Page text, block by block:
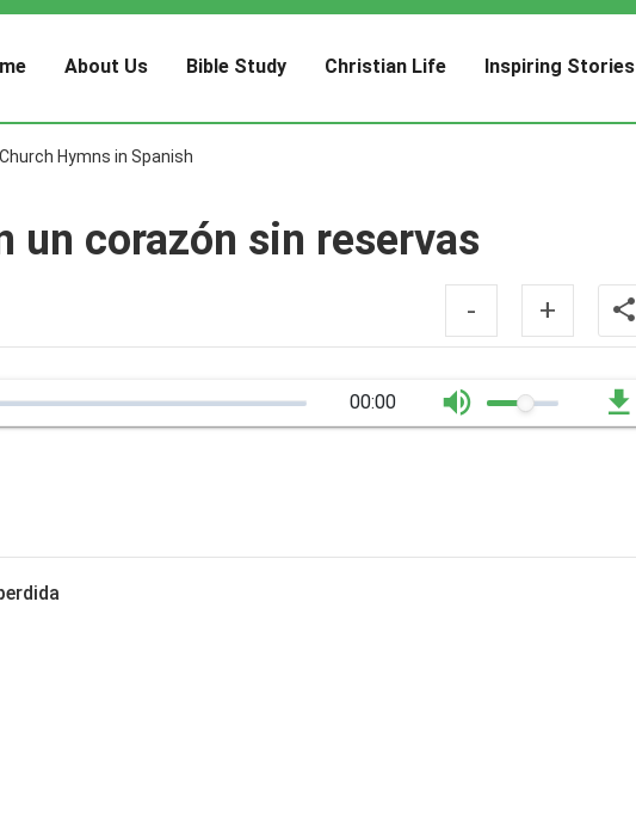
About Us Bible Study Christian Life Inspiring Stories
Church Hymns in Spanish
un corazón sin reservas
- +
00:00